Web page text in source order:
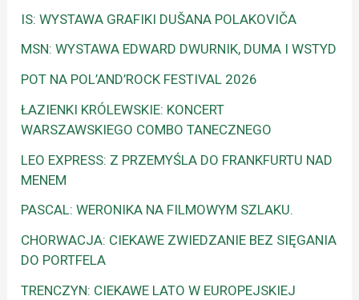
IS: WYSTAWA GRAFIKI DUŠANA POLAKOVIČA
MSN: WYSTAWA EDWARD DWURNIK, DUMA I WSTYD
POT NA POL’AND’ROCK FESTIVAL 2026
ŁAZIENKI KRÓLEWSKIE: KONCERT
WARSZAWSKIEGO COMBO TANECZNEGO
LEO EXPRESS: Z PRZEMYŚLA DO FRANKFURTU NAD
MENEM
PASCAL: WERONIKA NA FILMOWYM SZLAKU.
CHORWACJA: CIEKAWE ZWIEDZANIE BEZ SIĘGANIA
DO PORTFELA
TRENCZYN: CIEKAWE LATO W EUROPEJSKIEJ